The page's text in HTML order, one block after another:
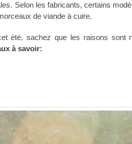
Selon les fabricants, certains
de viande à cuire.
été, sachez que les raisons sont
à savoir: